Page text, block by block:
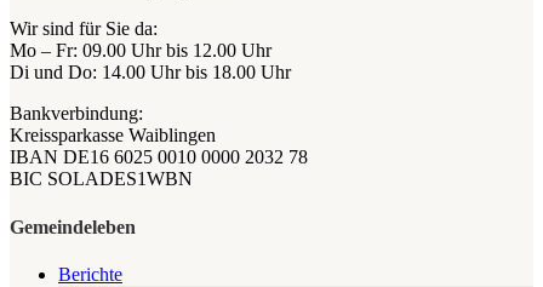
Wir sind für Sie da:
Mo – Fr: 09.00 Uhr bis 12.00 Uhr
Di und Do: 14.00 Uhr bis 18.00 Uhr
Bankverbindung:
Kreissparkasse Waiblingen
IBAN DE16 6025 0010 0000 2032 78
BIC SOLADES1WBN
Gemeindeleben
Berichte